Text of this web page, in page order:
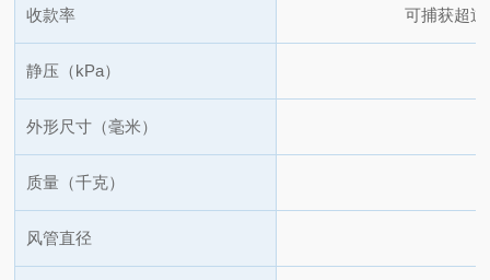
收款率 可捕获超
静压（kPa）
外形尺寸（毫米）
质量（千克）
风管直径